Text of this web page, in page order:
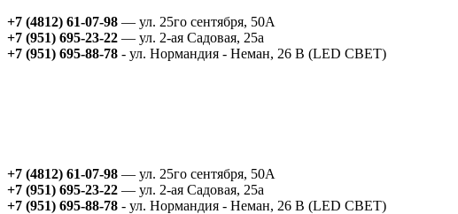
+7 (4812) 61-07-98 — ул. 25го сентября, 50А
+7 (951) 695-23-22 — ул. 2-ая Садовая, 25а
+7 (951) 695-88-78 - ул. Нормандия - Неман, 26 В (LED СВЕТ)
+7 (4812) 61-07-98 — ул. 25го сентября, 50А
+7 (951) 695-23-22 — ул. 2-ая Садовая, 25а
+7 (951) 695-88-78 - ул. Нормандия - Неман, 26 В (LED СВЕТ)